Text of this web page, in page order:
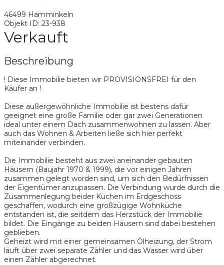
46499 Hamminkeln
Objekt ID: 23-938
Verkauft
Beschreibung
! Diese Immobilie bieten wir PROVISIONSFREI für den
Käufer an !
Diese außergewöhnliche Immobilie ist bestens dafür
geeignet eine große Familie oder gar zwei Generationen
ideal unter einem Dach zusammenwohnen zu lassen. Aber
auch das Wohnen & Arbeiten ließe sich hier perfekt
miteinander verbinden.
Die Immobilie besteht aus zwei aneinander gebauten
Häusern (Baujahr 1970 & 1999), die vor einigen Jahren
zusammen gelegt worden sind, um sich den Bedürfnissen
der Eigentümer anzupassen. Die Verbindung wurde durch die
Zusammenlegung beider Küchen im Erdgeschoss
geschaffen, wodurch eine großzügige Wohnküche
entstanden ist, die seitdem das Herzstück der Immobilie
bildet. Die Eingänge zu beiden Häusern sind dabei bestehen
geblieben.
Geheizt wird mit einer gemeinsamen Ölheizung, der Strom
läuft über zwei separate Zähler und das Wasser wird über
einen Zähler abgerechnet.